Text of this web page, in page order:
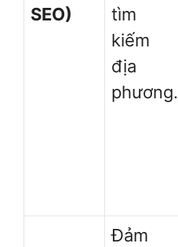
SEO)
tìm
kiếm
địa
phương.
Đảm